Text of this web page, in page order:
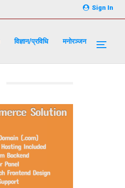
Sign In
विज्ञान/प्रविधि मनोरञ्जन